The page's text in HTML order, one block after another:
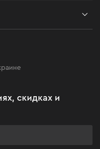
скидках и